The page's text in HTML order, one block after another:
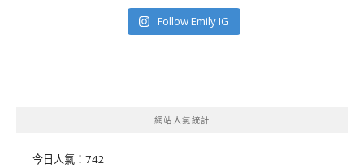
Follow Emily IG
網站人氣統計
今日人氣： 742